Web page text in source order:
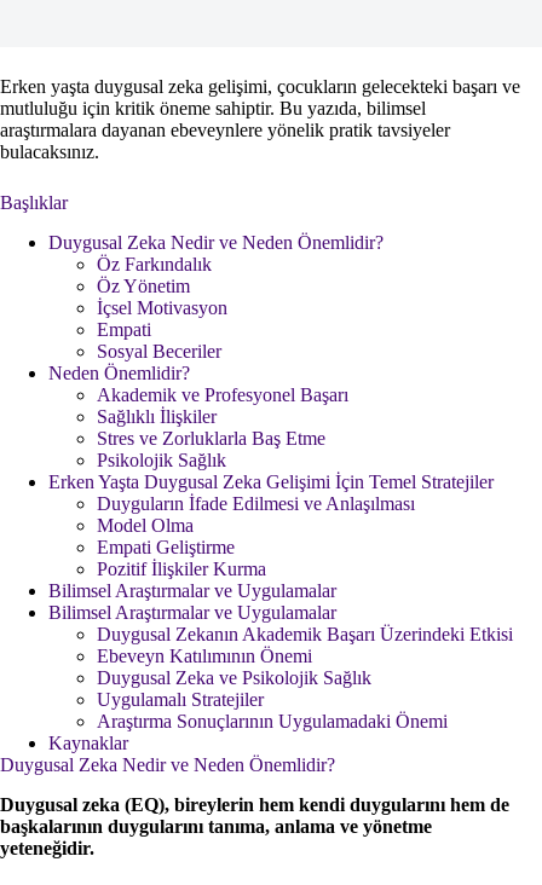
Erken yaşta duygusal zeka gelişimi, çocukların gelecekteki başarı ve
mutluluğu için kritik öneme sahiptir. Bu yazıda, bilimsel
araştırmalara dayanan ebeveynlere yönelik pratik tavsiyeler
bulacaksınız.
Başlıklar
Duygusal Zeka Nedir ve Neden Önemlidir?
Öz Farkındalık
Öz Yönetim
İçsel Motivasyon
Empati
Sosyal Beceriler
Neden Önemlidir?
Akademik ve Profesyonel Başarı
Sağlıklı İlişkiler
Stres ve Zorluklarla Baş Etme
Psikolojik Sağlık
Erken Yaşta Duygusal Zeka Gelişimi İçin Temel Stratejiler
Duyguların İfade Edilmesi ve Anlaşılması
Model Olma
Empati Geliştirme
Pozitif İlişkiler Kurma
Bilimsel Araştırmalar ve Uygulamalar
Bilimsel Araştırmalar ve Uygulamalar
Duygusal Zekanın Akademik Başarı Üzerindeki Etkisi
Ebeveyn Katılımının Önemi
Duygusal Zeka ve Psikolojik Sağlık
Uygulamalı Stratejiler
Araştırma Sonuçlarının Uygulamadaki Önemi
Kaynaklar
Duygusal Zeka Nedir ve Neden Önemlidir?
Duygusal zeka (EQ), bireylerin hem kendi duygularını hem de
başkalarının duygularını tanıma, anlama ve yönetme
yeteneğidir.